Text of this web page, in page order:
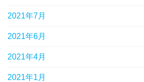
2021年7月
2021年6月
2021年4月
2021年1月